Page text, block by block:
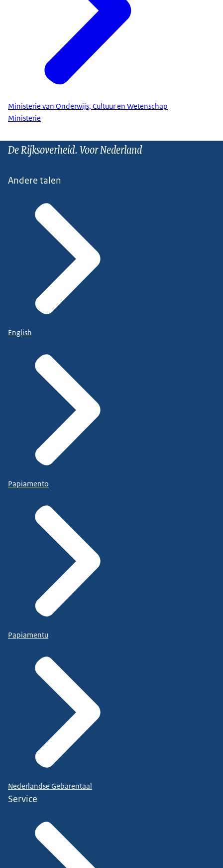
Ministerie van Onderwijs, Cultuur en Wetenschap
Ministerie
De Rijksoverheid. Voor Nederland
Andere talen
English
Papiamento
Papiamentu
Nederlandse Gebarentaal
Service